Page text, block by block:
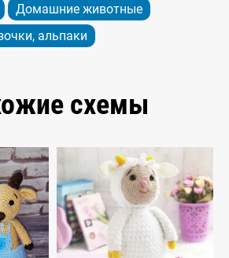
Домашние животные
альпаки
схемы